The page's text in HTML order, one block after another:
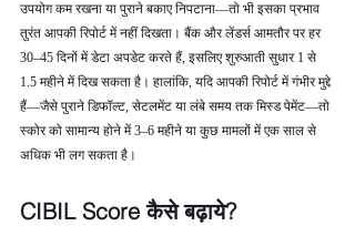
उपयोग कम रखना या पुराने बकाए निपटाना—तो भी इसका प्रभाव
तुरंत आपकी रिपोर्ट में नहीं दिखता। बैंक और लेंडर्स आमतौर पर हर
30–45 दिनों में डेटा अपडेट करते हैं, इसलिए शुरुआती सुधार 1 से
1.5 महीने में दिख सकता है। हालांकि, यदि आपकी रिपोर्ट में गंभीर मुद्दे
हैं—जैसे पुराने डिफॉल्ट, सेटलमेंट या लंबे समय तक मिस्ड पेमेंट—तो
स्कोर को सामान्य होने में 3–6 महीने या कुछ मामलों में एक साल से
अधिक भी लग सकता है।
CIBIL Score कैसे बढ़ाये?